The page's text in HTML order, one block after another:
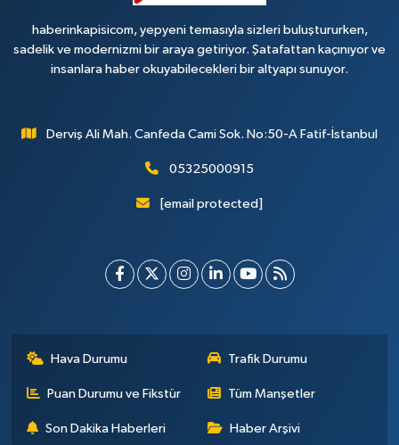
haberinkapisicom, yepyeni temasıyla sizleri buluştururken,
sadelik ve modernizmi bir araya getiriyor. Şatafattan kaçınıyor ve
insanlara haber okuyabilecekleri bir altyapı sunuyor.
Derviş Ali Mah. Canfeda Cami Sok. No:50-A Fatif-İstanbul
05325000915
[email protected]
Hava Durumu Trafik Durumu
Puan Durumu ve Fikstür Tüm Manşetler
Son Dakika Haberleri Haber Arşivi